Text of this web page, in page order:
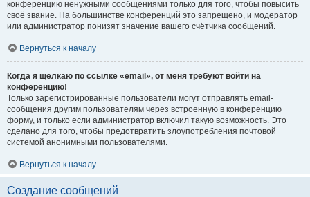
конференцию ненужными сообщениями только для того, чтобы повысить
своё звание. На большинстве конференций это запрещено, и модератор
или администратор понизят значение вашего счётчика сообщений.
Вернуться к началу
Когда я щёлкаю по ссылке «email», от меня требуют войти на
конференцию!
Только зарегистрированные пользователи могут отправлять email-
сообщения другим пользователям через встроенную в конференцию
форму, и только если администратор включил такую возможность. Это
сделано для того, чтобы предотвратить злоупотребления почтовой
системой анонимными пользователями.
Вернуться к началу
Создание сообщений